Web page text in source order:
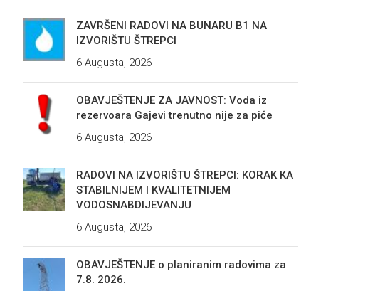
ZAVRŠENI RADOVI NA BUNARU B1 NA
IZVORIŠTU ŠTREPCI
6 Augusta, 2026
OBAVJEŠTENJE ZA JAVNOST: Voda iz
rezervoara Gajevi trenutno nije za piće
6 Augusta, 2026
RADOVI NA IZVORIŠTU ŠTREPCI: KORAK KA
STABILNIJEM I KVALITETNIJEM
VODOSNABDIJEVANJU
6 Augusta, 2026
OBAVJEŠTENJE o planiranim radovima za
7.8. 2026.